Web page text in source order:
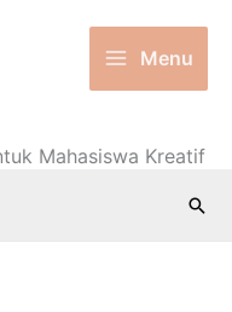
Menu
Mahasiswa Kreatif
Cari